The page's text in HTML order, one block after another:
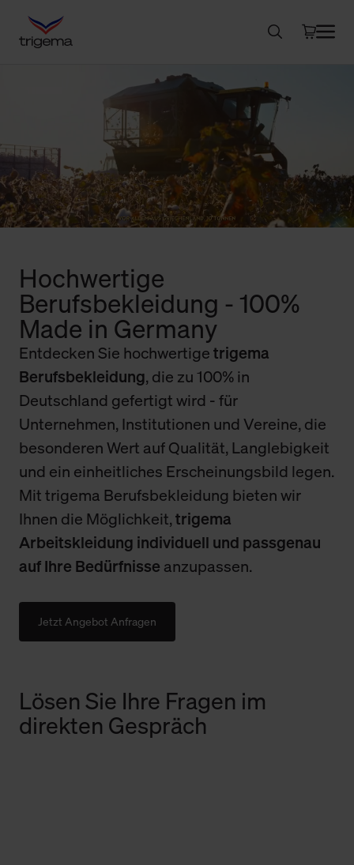
Hochwertige
Berufsbekleidung - 100%
Made in Germany
Entdecken Sie hochwertigetrigema
Berufsbekleidung, die zu 100% in
Deutschland gefertigt wird - für
Unternehmen, Institutionen und Vereine, die
besonderen Wert auf Qualität, Langlebigkeit
und ein einheitliches Erscheinungsbild legen.
Mit trigema Berufsbekleidung bieten wir
Ihnen die Möglichkeit,trigema
Arbeitskleidung individuell und passgenau
auf Ihre Bedürfnisse anzupassen.
Jetzt Angebot Anfragen
Lösen Sie Ihre Fragen im
direkten Gespräch